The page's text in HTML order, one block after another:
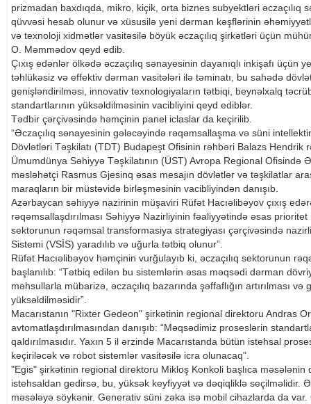
prizmadan baxdıqda, mikro, kiçik, orta biznes subyektləri əczaçılıq
qüvvəsi hesab olunur və xüsusilə yeni dərman kəşflərinin
və texnoloji xidmətlər vasitəsilə böyük əczaçılıq şirkətləri üçün
O. Məmmədov qeyd edib.
Çıxış edənlər ölkədə əczaçılıq sənayesinin dayanıqlı inkişafı üçün
təhlükəsiz və effektiv dərman vasitələri ilə təminatı, bu sahədə
genişləndirilməsi, innovativ texnologiyaların tətbiqi, beynəlxalq
standartlarının yüksəldilməsinin vacibliyini qeyd ediblər.
Tədbir çərçivəsində həmçinin panel iclaslar da keçirilib.
“Əczaçılıq sənayesinin gələcəyində rəqəmsallaşma və süni
Dövlətləri Təşkilatı (TDT) Budapeşt Ofisinin rəhbəri Balazs Hendrik
Ümumdünya Səhiyyə Təşkilatının (ÜST) Avropa Regional Ofisində
məsləhətçi Rasmus Gjesinq əsas mesajın dövlətlər və təşkilatlar
maraqların bir müstəvidə birləşməsinin vacibliyindən danışıb.
Azərbaycan səhiyyə nazirinin müşaviri Rüfət Hacıəlibəyov çıxış
rəqəmsallaşdırılması Səhiyyə Nazirliyinin fəaliyyətində əsas
sektorunun rəqəmsal transformasiya strategiyası çərçivəsində
Sistemi (VSİS) yaradılıb və uğurla tətbiq olunur”.
Rüfət Hacıəlibəyov həmçinin vurğulayıb ki, əczaçılıq sektorunun
başlanılıb: “Tətbiq edilən bu sistemlərin əsas məqsədi dərman
məhsullarla mübarizə, əczaçılıq bazarında şəffaflığın artırılması
yüksəldilməsidir”.
Macarıstanın "Rixter Gedeon" şirkətinin regional direktoru Andras
avtomatlaşdırılmasından danışıb: “Məqsədimiz proseslərin
qaldırılmasıdır. Yaxın 5 il ərzində Macarıstanda bütün istehsal
keçiriləcək və robot sistemlər vasitəsilə icra olunacaq".
"Egis" şirkətinin regional direktoru Mikloş Konkoli başlıca məsələnin
istehsaldan gedirsə, bu, yüksək keyfiyyət və dəqiqliklə seçilməlidir.
məsələyə söykənir. Generativ süni zəka isə mobil cihazlarda da var.